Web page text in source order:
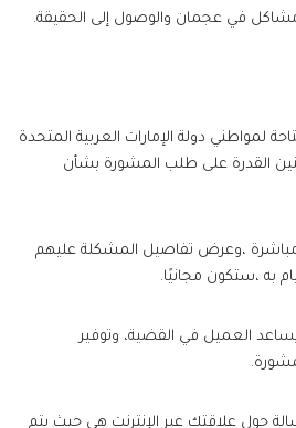
في عجمان والوصول إلى الحقيقة.
لمواطني دولة الإمارات العربية المتحدة
القدرة على طلب المشورة بشأن
مباشرة ،وعرض تفاصيل المشكلة عليهم
به ،ستكون مجانيًا.
العميل في القضية، وتوفير
حول علاقتك عبر الإنترنت هي حيث يتم